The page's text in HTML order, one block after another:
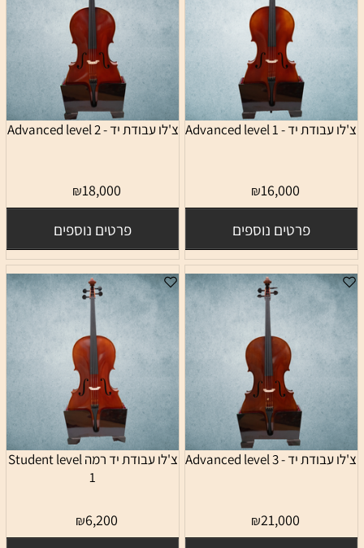
צ'לו עבודת יד - 1 Advanced level
₪16,000
פרטים נוספים
צ'לו עבודת יד - 2 Advanced level
₪18,000
פרטים נוספים
צ'לו עבודת יד - 3 Advanced level
₪21,000
צ'לו עבודת יד רמה Student level
1
₪6,200